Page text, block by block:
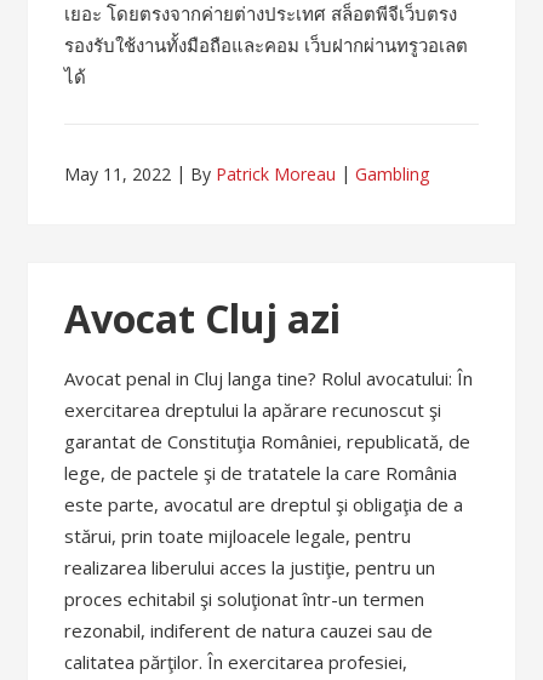
เยอะ โดยตรงจากค่ายต่างประเทศ สล็อตพีจีเว็บตรง
รองรับใช้งานทั้งมือถือและคอม เว็บฝากผ่านทรูวอเลต
ได้
May 11, 2022 By Patrick Moreau Gambling
Avocat Cluj azi
Avocat penal in Cluj langa tine? Rolul avocatului: În
exercitarea dreptului la apărare recunoscut şi
garantat de Constituţia României, republicată, de
lege, de pactele şi de tratatele la care România
este parte, avocatul are dreptul şi obligaţia de a
stărui, prin toate mijloacele legale, pentru
realizarea liberului acces la justiţie, pentru un
proces echitabil şi soluţionat într-un termen
rezonabil, indiferent de natura cauzei sau de
calitatea părţilor. În exercitarea profesiei,